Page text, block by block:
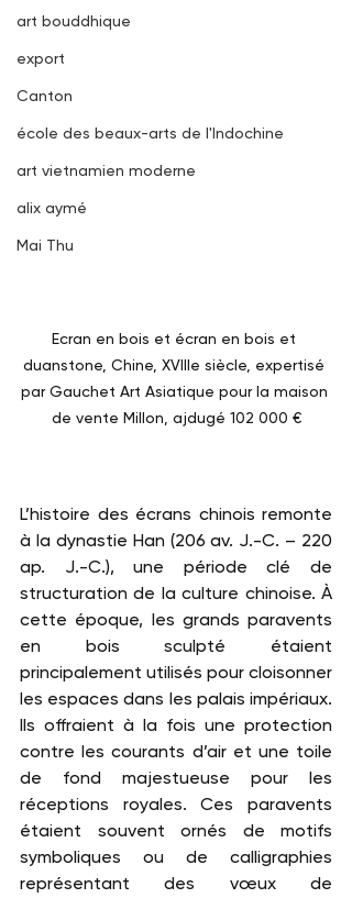
art bouddhique
export
Canton
école des beaux-arts de l'Indochine
art vietnamien moderne
alix aymé
Mai Thu
Ecran en bois et écran en bois et
duanstone, Chine, XVIIIe siècle, expertisé
par Gauchet Art Asiatique pour la maison
de vente Millon, ajdugé 102 000 €
L’histoire des écrans chinois remonte
à la dynastie Han (206 av. J.-C. – 220
ap. J.-C.), une période clé de
structuration de la culture chinoise. À
cette époque, les grands paravents
en bois sculpté étaient
principalement utilisés pour cloisonner
les espaces dans les palais impériaux.
Ils offraient à la fois une protection
contre les courants d’air et une toile
de fond majestueuse pour les
réceptions royales. Ces paravents
étaient souvent ornés de motifs
symboliques ou de calligraphies
représentant des vœux de